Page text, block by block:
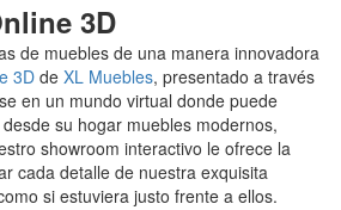
3D
de muebles de una manera innovadora
3D de XL Muebles, presentado a través
en un mundo virtual donde puede
su hogar muebles modernos,
showroom interactivo le ofrece la
cada detalle de nuestra exquisita
si estuviera justo frente a ellos.